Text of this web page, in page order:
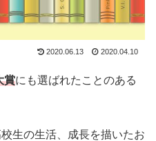
2020.06.13 2020.04.10
賞にも選ばれたことのある
生の生活、成長を描いたお